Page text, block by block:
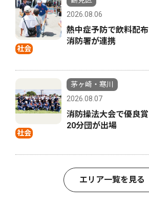
社会
2026.08.06
熱中症予防で飲料配
消防署が連携
社会
茅ヶ崎・寒川
2026.08.07
消防操法大会で優良
20分団が出場
エリア一覧を見る